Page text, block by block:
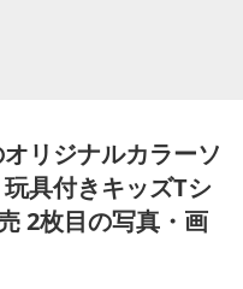
リジナルカラーソ
具付きキッズTシ
2枚目の写真・画